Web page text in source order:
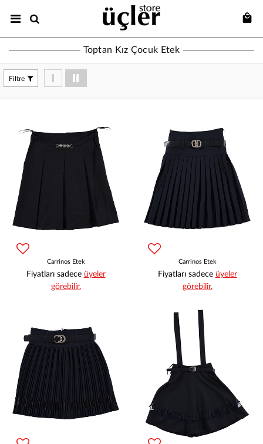
Toptan Kız Çocuk Etek
Filtre
Carrinos Etek
Fiyatları sadece üyeler
görebilir.
Carrinos Etek
Fiyatları sadece üyeler
görebilir.